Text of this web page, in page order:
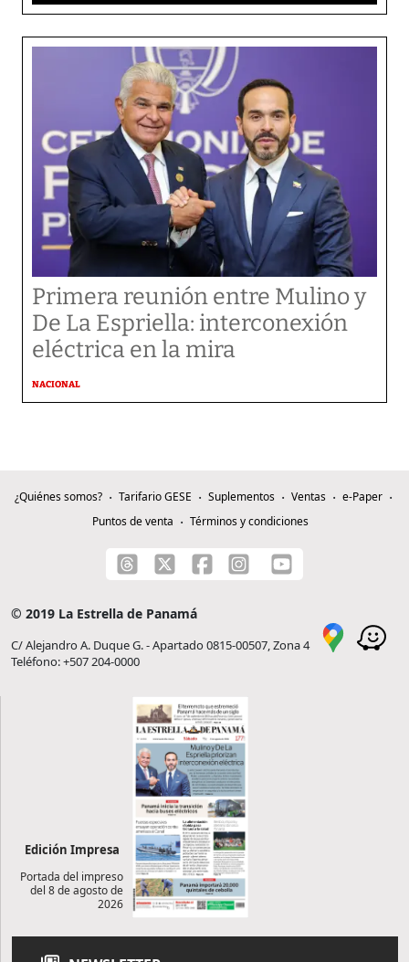
Primera reunión entre Mulino y
De La Espriella: interconexión
eléctrica en la mira
NACIONAL
¿Quiénes somos? Tarifario GESE Suplementos Ventas
e-Paper
Puntos de venta
Términos y condiciones
© 2019 La Estrella de Panamá
C/ Alejandro A. Duque G. - Apartado 0815-00507, Zona 4
Teléfono: +507 204-0000
Edición Impresa
Portada del impreso
del 8 de agosto de
2026